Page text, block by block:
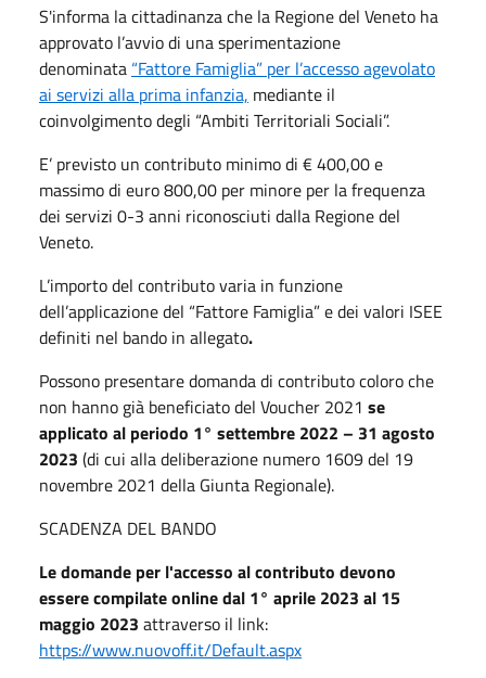
S'informa la cittadinanza che la Regione del Veneto ha
approvato l’avvio di una sperimentazione
denominata “Fattore Famiglia” per l’accesso agevolato
ai servizi alla prima infanzia, mediante il
coinvolgimento degli “Ambiti Territoriali Sociali”.
E’ previsto un contributo minimo di € 400,00 e
massimo di euro 800,00 per minore per la frequenza
dei servizi 0-3 anni riconosciuti dalla Regione del
Veneto.
L’importo del contributo varia in funzione
dell’applicazione del “Fattore Famiglia” e dei valori ISEE
definiti nel bando in allegato.
Possono presentare domanda di contributo coloro che
non hanno già beneficiato del Voucher 2021 se
applicato al periodo 1° settembre 2022 – 31 agosto
2023 (di cui alla deliberazione numero 1609 del 19
novembre 2021 della Giunta Regionale).
SCADENZA DEL BANDO
Le domande per l'accesso al contributo devono
essere compilate online dal 1° aprile 2023 al 15
maggio 2023 attraverso il link:
https://www.nuovoff.it/Default.aspx